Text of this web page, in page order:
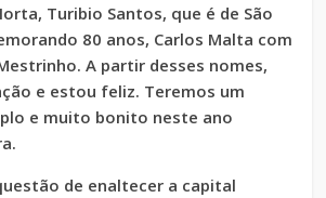
Turibio Santos, que é de São
80 anos, Carlos Malta com
A partir desses nomes,
e estou feliz. Teremos um
e muito bonito neste ano
de enaltecer a capital